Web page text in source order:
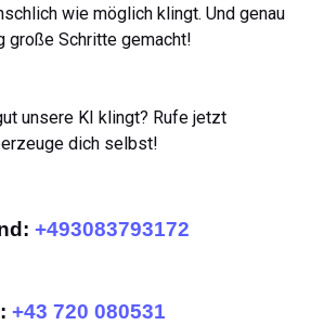
wie möglich klingt. Und genau
große Schritte gemacht!
unsere KI klingt? Rufe jetzt
dich selbst!
+493083793172
+43 720 080531